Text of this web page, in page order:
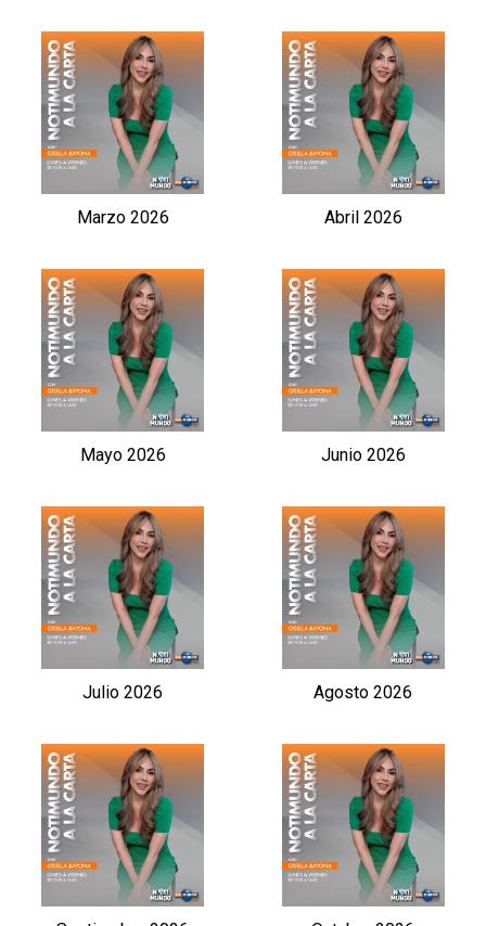
Marzo 2026 Abril 2026
Mayo 2026 Junio 2026
Julio 2026 Agosto 2026